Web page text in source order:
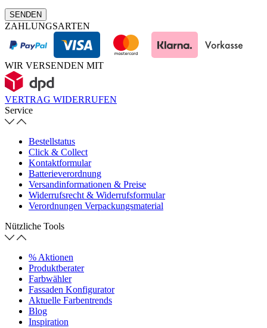
SENDEN
ZAHLUNGSARTEN
WIR VERSENDEN MIT
VERTRAG WIDERRUFEN
Service
Bestellstatus
Click & Collect
Kontaktformular
Batterieverordnung
Versandinformationen & Preise
Widerrufsrecht & Widerrufsformular
Verordnungen Verpackungsmaterial
Nützliche Tools
% Aktionen
Produktberater
Farbwähler
Fassaden Konfigurator
Aktuelle Farbentrends
Blog
Inspiration